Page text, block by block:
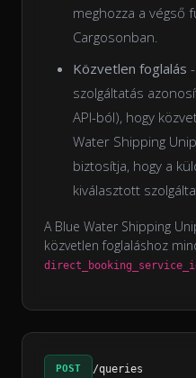
meghozza a végső
Cargosonban.
Közvetlen foglalás
szolgáltatás
API-ból), hogy
Water Shipping
biztosítja, hogy a
kiválasztott
A Blue Water Shipping
közvetlen foglaláshoz
POST /queries